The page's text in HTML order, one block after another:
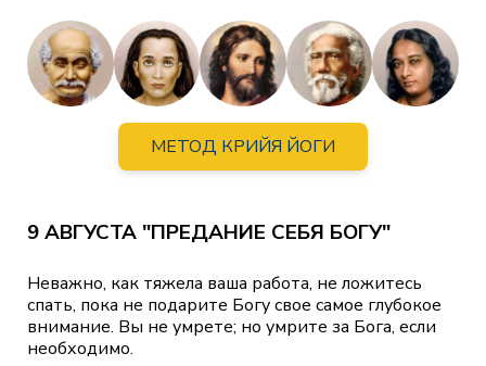
МЕТОД КРИЙЯ ЙОГИ
9 АВГУСТА "ПРЕДАНИЕ СЕБЯ БОГУ"
Неважно, как тяжела ваша работа, не ложитесь
спать, пока не подарите Богу свое самое глубокое
внимание. Вы не умрете; но умрите за Бога, если
необходимо.